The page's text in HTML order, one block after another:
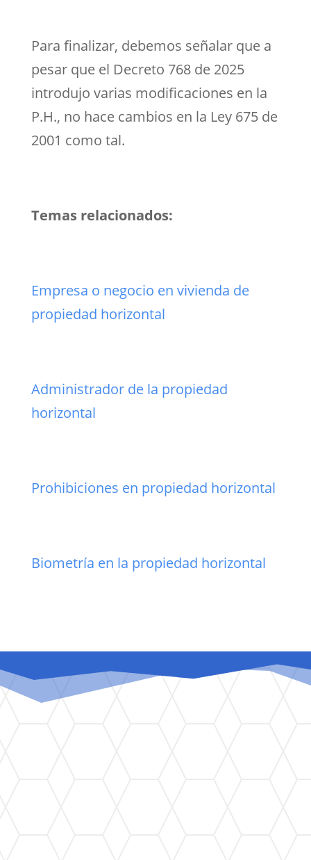
Para finalizar, debemos señalar que a
pesar que el Decreto 768 de 2025
introdujo varias modificaciones en la
P.H., no hace cambios en la Ley 675 de
2001 como tal.
Temas relacionados:
Empresa o negocio en vivienda de
propiedad horizontal
Administrador de la propiedad
horizontal
Prohibiciones en propiedad horizontal
Biometría en la propiedad horizontal